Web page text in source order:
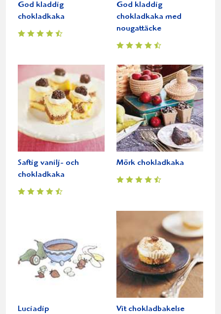
God kladdig
chokladkaka
God kladdig
chokladkaka med
nougattäcke
Saftig vanilj- och
chokladkaka
Mörk chokladkaka
Luciadip Vit chokladbakelse